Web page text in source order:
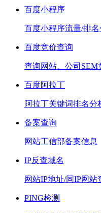
百度小程序
百度小程序流量/排
百度竞价查询
查询网站、公司SEM
百度阿拉丁
阿拉丁关键词排名分
备案查询
网站工信部备案信息
IP反查域名
网站IP地址/同IP网站
PING检测